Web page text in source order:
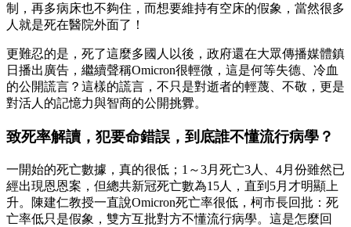
制，再多病床也不夠住，而想要維持有空床的假象，當然很多
人就是死在醫院外面了！
更難忍的是，死了這麼多國人以後，政府還在大眾傳播媒體鎮
日播出廣告，繼續聲稱Omicron很輕微，這是何等失德、冷血
的公開謊言？這樣的謊言，不只是對逝者的輕蔑、不敬，更是
對活人的記憶力與智商的公開挑釁。
致死率解讀，犯要命錯誤，到底誰不懂流行病學？
一開始的死亡數據，真的很低；1～3月死亡3人、4月份雖然已
經出現恩恩案，但總共新冠死亡數為15人，直到5月才明顯上
升。陳建仁教授一直說Omicron死亡率很低，柯市長回批：死
亡率低只是假象，雙方互批對方不懂流行病學。這是怎麼回